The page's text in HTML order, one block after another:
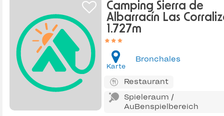
Camping Sierra de
Albarracín Las
1.727m
Karte
Bronchales
Restaurant
Spieleraum /
AuBenspielbereich